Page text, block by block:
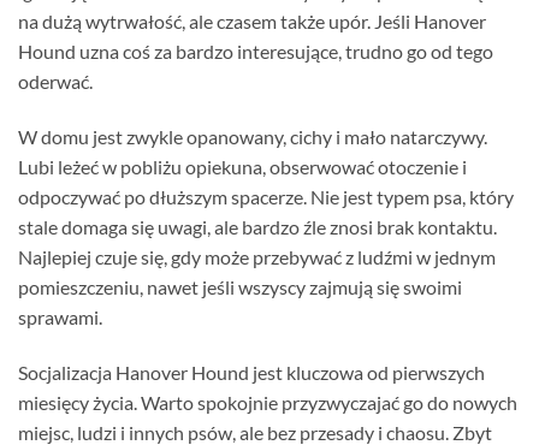
na dużą wytrwałość, ale czasem także upór. Jeśli Hanover
Hound uzna coś za bardzo interesujące, trudno go od tego
oderwać.
W domu jest zwykle opanowany, cichy i mało natarczywy.
Lubi leżeć w pobliżu opiekuna, obserwować otoczenie i
odpoczywać po dłuższym spacerze. Nie jest typem psa, który
stale domaga się uwagi, ale bardzo źle znosi brak kontaktu.
Najlepiej czuje się, gdy może przebywać z ludźmi w jednym
pomieszczeniu, nawet jeśli wszyscy zajmują się swoimi
sprawami.
Socjalizacja Hanover Hound jest kluczowa od pierwszych
miesięcy życia. Warto spokojnie przyzwyczajać go do nowych
miejsc, ludzi i innych psów, ale bez przesady i chaosu. Zbyt